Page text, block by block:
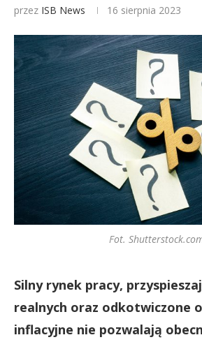
przez ISB News 16 sierpnia 2023
Fot.
Silny rynek pracy,
realnych oraz odkotwiczone
inflacyjne nie pozwalają